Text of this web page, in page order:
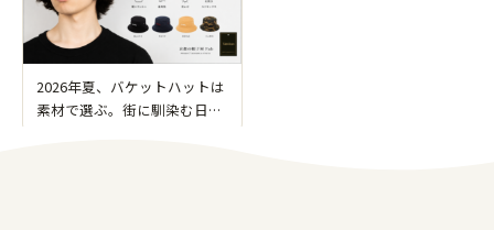
2026年夏、バケットハットは
素材で選ぶ。街に馴染む日よ